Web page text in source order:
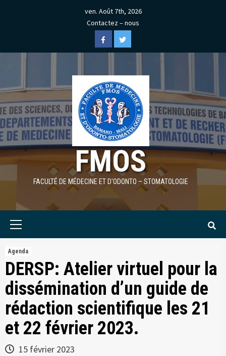
ven. Août 7th, 2026
Contactez – nous
FacebookTwitter
FMOS
FACULTÉ DE MÉDECINE ET D'ODONTO – STOMATOLOGIE
Agenda
DERSP: Atelier virtuel pour la
dissémination d’un guide de
rédaction scientifique les 21
et 22 février 2023.
15 février 2023